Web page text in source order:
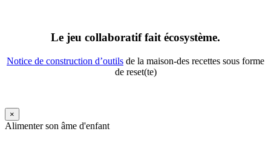
Le jeu collaboratif fait écosystème.
Notice de construction d’outils de la maison-des recettes sous forme
de reset(te)
×
Alimenter son âme d'enfant